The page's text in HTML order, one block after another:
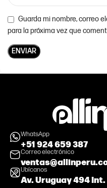
Guarda mi nombre, correo
para la próxima vez que
WhatsApp
+51 924 659 387
Correo electrónico
Ubícanos
Av. Uruguay 494 Int.